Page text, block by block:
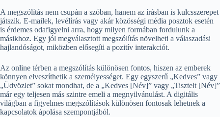
A megszólítás nem csupán a szóban, hanem az írásban is kulcsszerepet
játszik. E-mailek, levélírás vagy akár közösségi média posztok esetén
is érdemes odafigyelni arra, hogy milyen formában fordulunk a
másikhoz. Egy jól megválasztott megszólítás növelheti a válaszadási
hajlandóságot, miközben elősegíti a pozitív interakciót.
Az online térben a megszólítás különösen fontos, hiszen az emberek
könnyen elveszíthetik a személyességet. Egy egyszerű „Kedves” vagy
„Üdvözlet” sokat mondhat, de a „Kedves [Név]” vagy „Tisztelt [Név]”
már egy teljesen más szintre emeli a megnyilvánulást. A digitális
világban a figyelmes megszólítások különösen fontosak lehetnek a
kapcsolatok ápolása szempontjából.